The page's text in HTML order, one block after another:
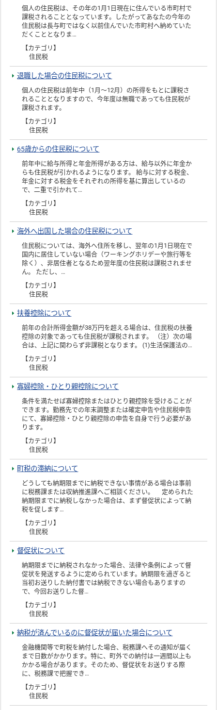
個人の住民税は、その年の1月1日現在に住んでいる市町村で
課税されることとなっています。したがってあなたの今年の
住民税は長与町ではなく以前住んでいた市町村へ納めていた
だくこととなりま…
【カテゴリ】
住民税
退職した場合の住民税について
個人の住民税は前年中（1月～12月）の所得をもとに課税さ
れることとなりますので、今年度は無職であっても住民税が
課税されます。
【カテゴリ】
住民税
65歳からの住民税について
前年中に給与所得と年金所得がある方は、給与以外に年金か
らも住民税が引かれるようになります。 給与に対する税金、
年金に対する税金をそれぞれの所得を基に算出しているの
で、二重で引かれて…
【カテゴリ】
住民税
海外へ出国した場合の住民税について
住民税については、海外へ住所を移し、翌年の1月1日現在で
国内に居住していない場合（ワーキングホリデーや旅行等を
除く）、非居住者となるため翌年度の住民税は課税されませ
ん。 ただし、…
【カテゴリ】
住民税
扶養控除について
前年の合計所得金額が38万円を超える場合は、住民税の扶養
控除の対象であっても住民税が課税されます。 （注）次の場
合は、上記に関わらず非課税となります。 (1)生活保護法の…
【カテゴリ】
住民税
寡婦控除・ひとり親控除について
条件を満たせば寡婦控除またはひとり親控除を受けることが
できます。勤務先での年末調整または確定申告や住民税申告
にて、寡婦控除・ひとり親控除の申告を自身で行う必要があ
ります。
【カテゴリ】
住民税
町税の滞納について
どうしても納期限までに納税できない事情がある場合は事前
に税務課または収納推進課へご相談ください。 定められた
納期限までに納税しなかった場合は、まず督促状によって納
税を促します…
【カテゴリ】
住民税
督促状について
納期限までに納税されなかった場合、法律や条例によって督
促状を発送するように定められています。納期限を過ぎると
当初お送りした納付書では納税できない場合もありますの
で、今回お送りした督…
【カテゴリ】
住民税
納税が済んでいるのに督促状が届いた場合について
金融機関等で町税を納付した場合、税務課へその通知が届く
まで日数がかかります。特に、町外での納付は一週間以上も
かかる場合があります。そのため、督促状をお送りする際
に、税務課で把握でき…
【カテゴリ】
住民税